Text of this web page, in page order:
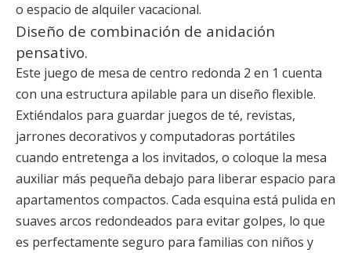
o espacio de alquiler vacacional.
Diseño de combinación de anidación
pensativo.
Este juego de mesa de centro redonda 2 en 1 cuenta
con una estructura apilable para un diseño flexible.
Extiéndalos para guardar juegos de té, revistas,
jarrones decorativos y computadoras portátiles
cuando entretenga a los invitados, o coloque la mesa
auxiliar más pequeña debajo para liberar espacio para
apartamentos compactos. Cada esquina está pulida en
suaves arcos redondeados para evitar golpes, lo que
es perfectamente seguro para familias con niños y